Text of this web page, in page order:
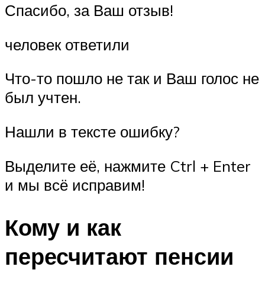
Спасибо, за Ваш отзыв!
человек ответили
Что-то пошло не так и Ваш голос не
был учтен.
Нашли в тексте ошибку?
Выделите её, нажмите Ctrl + Enter
и мы всё исправим!
Кому и как
пересчитают пенсии